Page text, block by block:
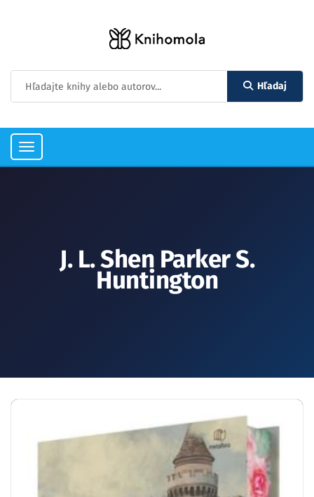
Hľadaj
Toggle
J. L. Shen Parker S.
Huntington